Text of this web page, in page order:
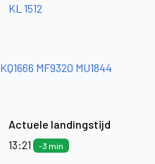
KL 1512
KQ1666 MF9320 MU1844
Actuele landingstijd
13:21
-3 min